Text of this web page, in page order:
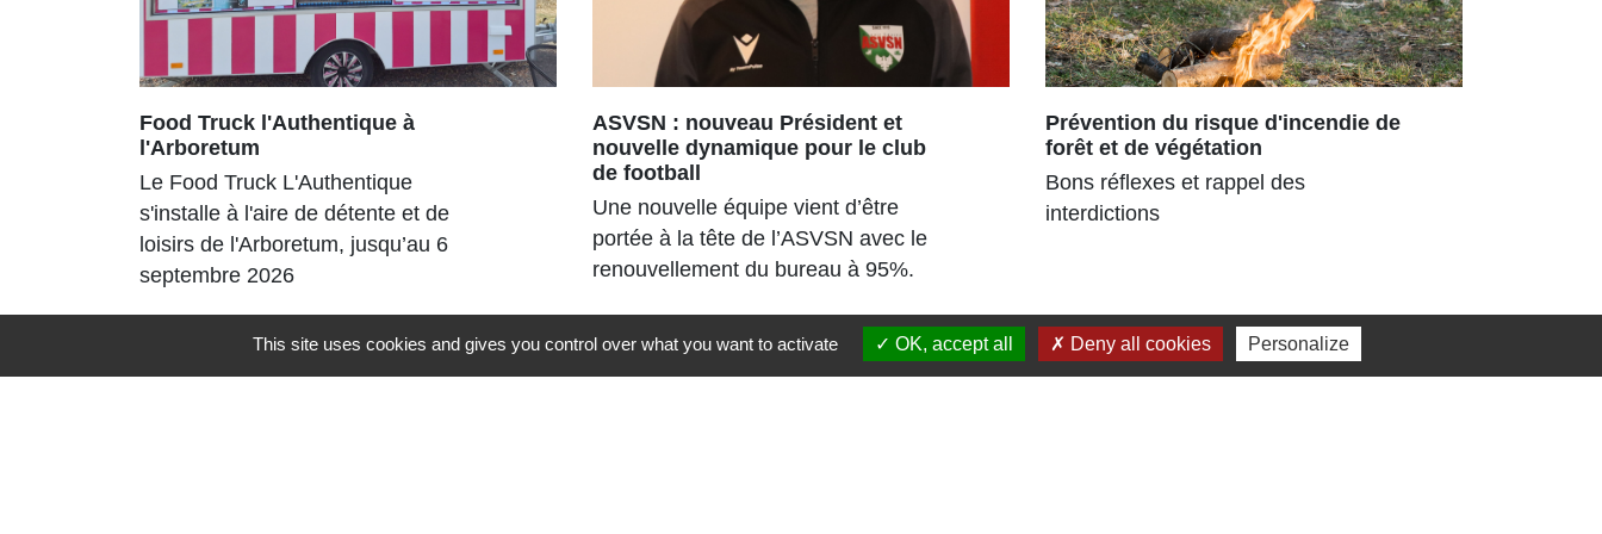
Food Truck l'Authentique à
l'Arboretum
Le Food Truck L'Authentique
s'installe à l'aire de détente et de
loisirs de l'Arboretum, jusqu’au 6
septembre 2026
ASVSN : nouveau Président et
nouvelle dynamique pour le club
de football
Une nouvelle équipe vient d’être
portée à la tête de l’ASVSN avec le
renouvellement du bureau à 95%.
Prévention du risque d'incendie de
forêt et de végétation
Bons réflexes et rappel des
interdictions
This site uses cookies and gives you control over what you want to activate OK, accept all Deny all cookies Personalize